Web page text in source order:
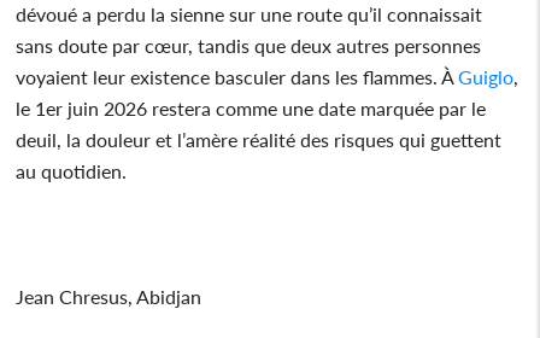
dévoué a perdu la sienne sur une route qu’il connaissait
sans doute par cœur, tandis que deux autres personnes
voyaient leur existence basculer dans les flammes. ÀGuiglo
le 1er juin 2026 restera comme une date marquée par le
deuil, la douleur et l’amère réalité des risques qui guettent
au quotidien.
Jean Chresus, Abidjan